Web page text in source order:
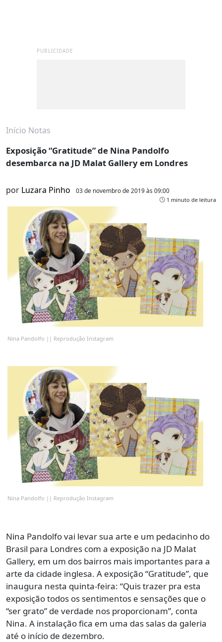
PUBLICIDADE
Início Notas
Exposição “Gratitude” de Nina Pandolfo
desembarca na JD Malat Gallery em Londres
por Luzara Pinho 03 de novembro de 2019 às 09:00
1 minuto de leitura
Nina Pandolfo || Reprodução Instagram
Nina Pandolfo || Reprodução Instagram
Nina Pandolfo vai levar sua arte e um pedacinho do
Brasil para Londres com a exposição na JD Malat
Gallery, em um dos bairros mais importantes para a
arte da cidade inglesa. A exposição “Gratitude”, que
inaugura nesta quinta-feira: “Quis trazer pra esta
exposição todos os sentimentos e sensações que o
“ser grato” de verdade nos proporcionam”, conta
Nina. A instalação fica em uma das salas da galeria
até o início de dezembro.